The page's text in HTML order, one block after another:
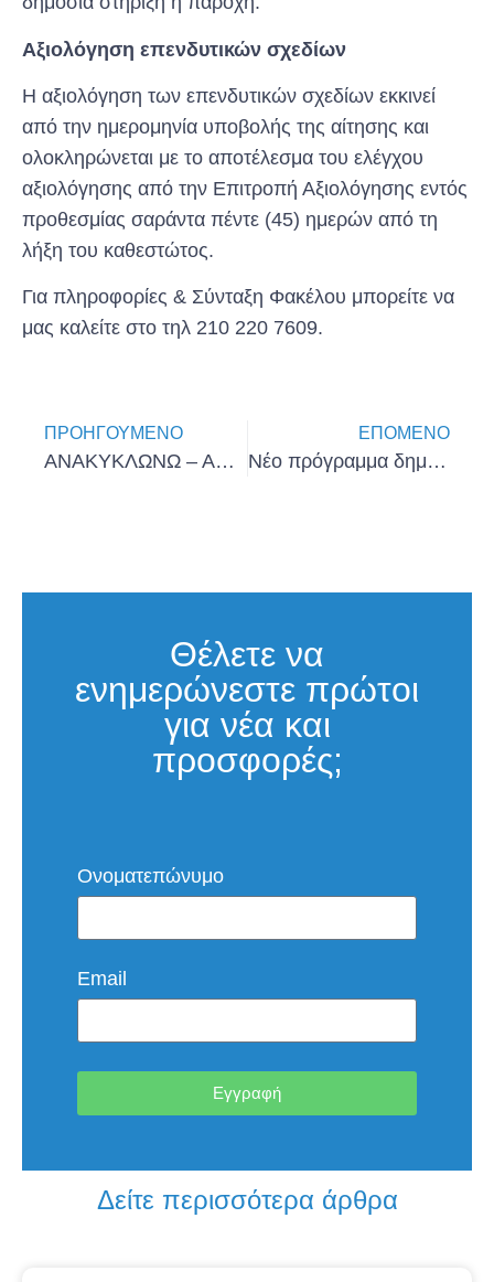
Αξιολόγηση επενδυτικών σχεδίων
Η αξιολόγηση των επενδυτικών σχεδίων εκκινεί
από την ημερομηνία υποβολής της αίτησης και
ολοκληρώνεται με το αποτέλεσμα του ελέγχου
αξιολόγησης από την Επιτροπή Αξιολόγησης εντός
προθεσμίας σαράντα πέντε (45) ημερών από τη
λήξη του καθεστώτος.
Για πληροφορίες & Σύνταξη Φακέλου μπορείτε να
μας καλείτε στο τηλ 210 220 7609.
ΠΡΟΗΓΟΎΜΕΝΟ
ΑΝΑΚΥΚΛΩΝΩ – ΑΛΛΑΖΩ ΘΕΡΜΟΣΙΦΩΝΑ
ΕΠΌΜΕΝΟ
Νέο πρόγραμμα δημιουργίας 1.000 νέων θέσεων εργασίας στην Περιφέρεια Ανατολικής Μακεδονίας και Θράκης
Θέλετε να
ενημερώνεστε πρώτοι
για νέα και
προσφορές;
Ονοματεπώνυμο
Email
Εγγραφή
Δείτε περισσότερα άρθρα